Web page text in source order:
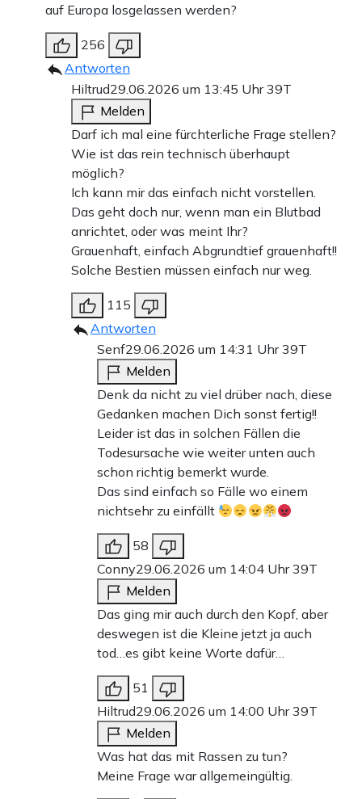
auf Europa losgelassen werden?
256
Antworten
Hiltrud29.06.2026 um 13:45 Uhr39T
Melden
Darf ich mal eine fürchterliche Frage stellen?
Wie ist das rein technisch überhaupt
möglich?
Ich kann mir das einfach nicht vorstellen.
Das geht doch nur, wenn man ein Blutbad
anrichtet, oder was meint Ihr?
Grauenhaft, einfach Abgrundtief grauenhaft!!
Solche Bestien müssen einfach nur weg.
115
Antworten
Senf29.06.2026 um 14:31 Uhr39T
Melden
Denk da nicht zu viel drüber nach, diese
Gedanken machen Dich sonst fertig!!
Leider ist das in solchen Fällen die
Todesursache wie weiter unten auch
schon richtig bemerkt wurde.
Das sind einfach so Fälle wo einem
nichtsehr zu einfällt
58
Conny29.06.2026 um 14:04 Uhr39T
Melden
Das ging mir auch durch den Kopf, aber
deswegen ist die Kleine jetzt ja auch
tod…es gibt keine Worte dafür…
51
Hiltrud29.06.2026 um 14:00 Uhr39T
Melden
Was hat das mit Rassen zu tun?
Meine Frage war allgemeingültig.